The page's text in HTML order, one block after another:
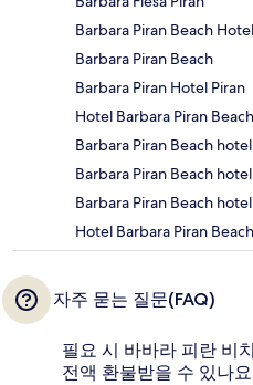
Barbara Piran Beach Hotel
Barbara Piran Beach
Barbara Piran Hotel Piran
Hotel Barbara Piran
Barbara Piran Beach
Barbara Piran Beach
Barbara Piran Beach
Hotel Barbara Piran
자주 묻는 질문(FAQ)
필요 시 바바라 피란 비
전액 환불받을 수 있나